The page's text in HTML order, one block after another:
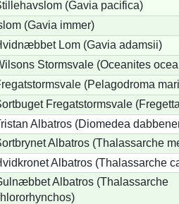
(Gavia pacifica)
(Gavia immer)
Lom (Gavia adamsii)
Stormsvale (Oceanites
(Pelagodroma
Fregatstormsvale
Albatros (Diomedea
Albatros (Thalassarche
Albatros (Thalassarche
Albatros (Thalassarche